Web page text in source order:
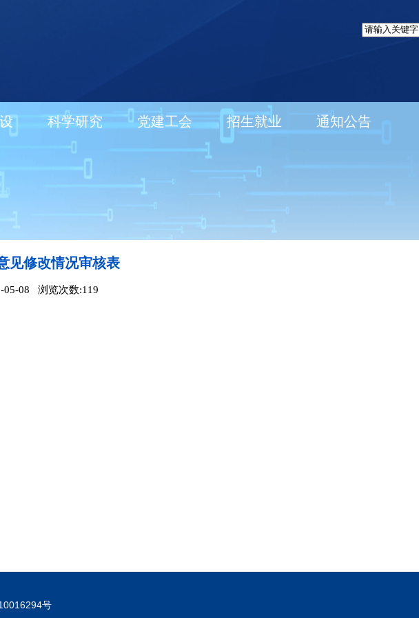
科学研究 党建工会 招生就业 通知公告
见修改情况审核表
05-08 浏览次数:119
号